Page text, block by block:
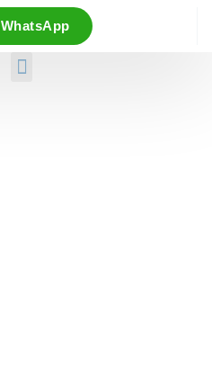
WhatsApp